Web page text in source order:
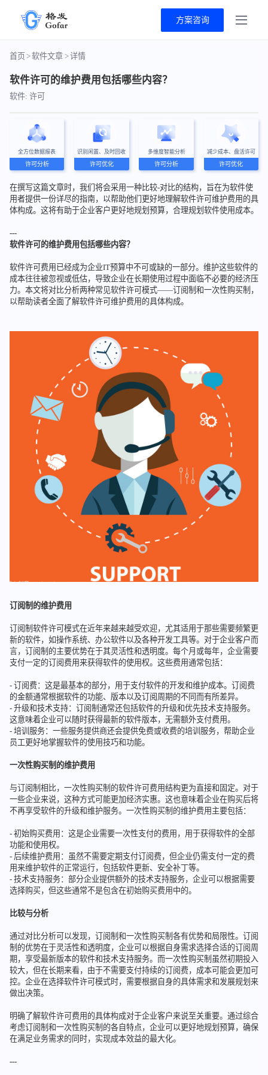
方案咨询
首页>软件文章 >详情
软件许可的维护费用包括哪些内容？
软件: 许可
全方位数据报表
许可分析
识别闲置、及时回收
许可优化
多维度智能分析
许可分析
减少成本、盘活许可
许可优化
在撰写这篇文章时，我们将会采用一种比较-对比的结构，旨在为软件使
用者提供一份详尽的指南，以帮助他们更好地理解软件许可维护费用的具
体构成。这将有助于企业客户更好地规划预算，合理规划软件使用成本。
---
软件许可的维护费用包括哪些内容？
软件许可费用已经成为企业IT预算中不可或缺的一部分。维护这些软件的
成本往往被忽视或低估，导致企业在长期使用过程中面临不必要的经济压
力。本文将对比分析两种常见软件许可模式——订阅制和一次性购买制，
以帮助读者全面了解软件许可维护费用的具体构成。
订阅制的维护费用
订阅制软件许可模式在近年来越来越受欢迎，尤其适用于那些需要频繁更
新的软件，如操作系统、办公软件以及各种开发工具等。对于企业客户而
言，订阅制的主要优势在于其灵活性和透明度。每个月或每年，企业需要
支付一定的订阅费用来获得软件的使用权。这些费用通常包括：
- 订阅费：这是最基本的部分，用于支付软件的开发和维护成本。订阅费
的金额通常根据软件的功能、版本以及订阅周期的不同而有所差异。
- 升级和技术支持：订阅制通常还包括软件的升级和优先技术支持服务。
这意味着企业可以随时获得最新的软件版本，无需额外支付费用。
- 培训服务：一些服务提供商还会提供免费或收费的培训服务，帮助企业
员工更好地掌握软件的使用技巧和功能。
一次性购买制的维护费用
与订阅制相比，一次性购买制的软件许可费用结构更为直接和固定。对于
一些企业来说，这种方式可能更加经济实惠。这也意味着企业在购买后将
不再享受软件的升级和维护服务。一次性购买制的维护费用主要包括：
- 初始购买费用：这是企业需要一次性支付的费用，用于获得软件的全部
功能和使用权。
- 后续维护费用：虽然不需要定期支付订阅费，但企业仍需支付一定的费
用来维护软件的正常运行，包括软件更新、安全补丁等。
- 技术支持服务：部分企业提供额外的技术支持服务，企业可以根据需要
选择购买，但这些通常不是包含在初始购买费用中的。
比较与分析
通过对比分析可以发现，订阅制和一次性购买制各有优势和局限性。订阅
制的优势在于灵活性和透明度，企业可以根据自身需求选择合适的订阅周
期，享受最新版本的软件和技术支持服务。而一次性购买制虽然初期投入
较大，但在长期来看，由于不需要支付持续的订阅费，成本可能会更加可
控。企业在选择软件许可模式时，需要根据自身的具体需求和发展规划来
做出决策。
明确了解软件许可费用的具体构成对于企业客户来说至关重要。通过综合
考虑订阅制和一次性购买制的各自特点，企业可以更好地规划预算，确保
在满足业务需求的同时，实现成本效益的最大化。
---